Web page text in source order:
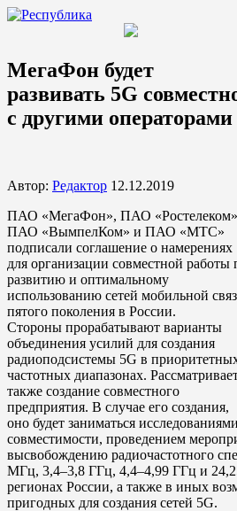
МегаФон будет
развивать 5G
с другими операторами
Автор: Редактор 12.12.2019
ПАО «МегаФон», ПАО
ПАО «ВымпелКом» и ПАО «МТС»
подписали соглашение о намерениях
для организации совместной работы
развитию и оптимальному
использованию сетей мобильной
пятого поколения в России.
Стороны прорабатывают варианты
объединения усилий для создания
радиоподсистемы 5G в
частотных диапазонах.
также создание совместного
предприятия. В случае его создания,
оно будет заниматься
совместимости, проведением
высвобождению радиочастотного
МГц, 3,4–3,8 ГГц, 4,4–4,99 ГГц и
регионах России, а также в иных
пригодных для создания сетей 5G.